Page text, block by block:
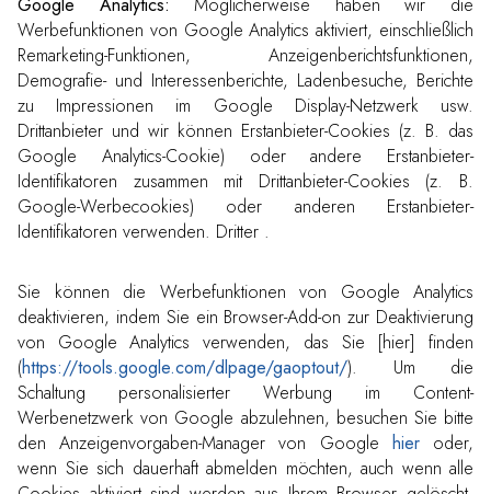
Werbefunktionen von Google Analytics aktiviert, einschließlich
Remarketing-Funktionen, Anzeigenberichtsfunktionen,
Demografie- und Interessenberichte, Ladenbesuche, Berichte
zu Impressionen im Google Display-Netzwerk usw.
Drittanbieter und wir können Erstanbieter-Cookies (z. B. das
Google Analytics-Cookie) oder andere Erstanbieter-
Identifikatoren zusammen mit Drittanbieter-Cookies (z. B.
Google-Werbecookies) oder anderen Erstanbieter-
Identifikatoren verwenden. Dritter .
Sie können die Werbefunktionen von Google Analytics
deaktivieren, indem Sie ein Browser-Add-on zur Deaktivierung
von Google Analytics verwenden, das Sie [hier] finden
(https://tools.google.com/dlpage/gaoptout/). Um die
Schaltung personalisierter Werbung im Content-
Werbenetzwerk von Google abzulehnen, besuchen Sie bitte
den Anzeigenvorgaben-Manager von Google hieroder,
wenn Sie sich dauerhaft abmelden möchten, auch wenn alle